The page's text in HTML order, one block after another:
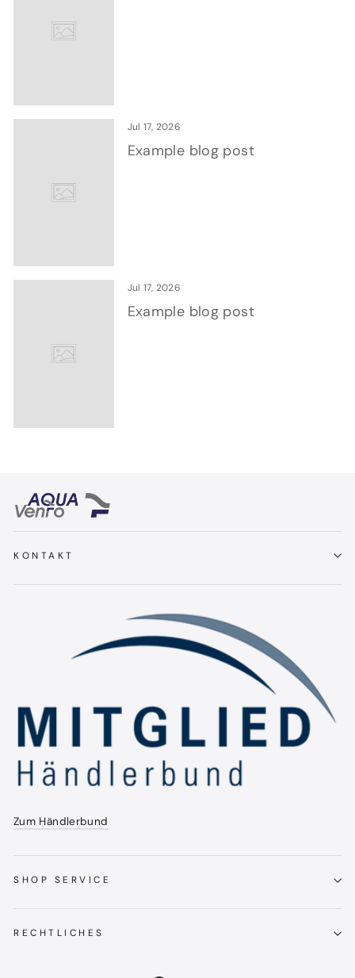
Jul 17, 2026
Example blog post
Jul 17, 2026
Example blog post
KONTAKT
Zum Händlerbund
SHOP SERVICE
RECHTLICHES